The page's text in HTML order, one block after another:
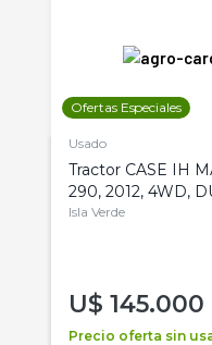
Ofertas Especiales
Usado
Tractor CASE IH
290, 2012, 4WD,
Isla Verde
U$ 145.000
Precio oferta sin